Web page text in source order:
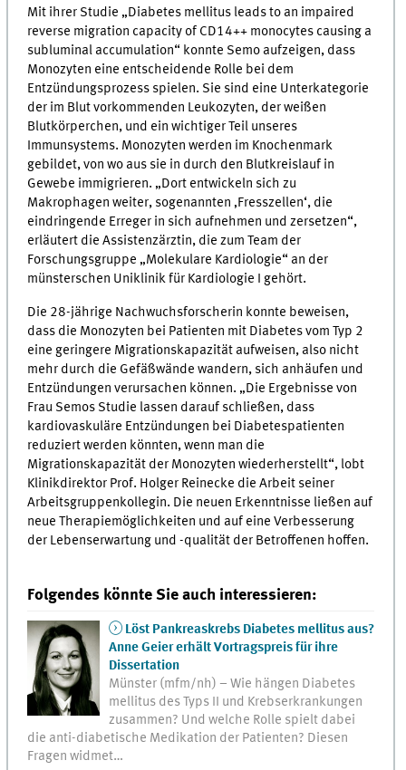
Mit ihrer Studie „Diabetes mellitus leads to an impaired
reverse migration capacity of CD14++ monocytes causing a
subluminal accumulation“ konnte Semo aufzeigen, dass
Monozyten eine entscheidende Rolle bei dem
Entzündungsprozess spielen. Sie sind eine Unterkategorie
der im Blut vorkommenden Leukozyten, der weißen
Blutkörperchen, und ein wichtiger Teil unseres
Immunsystems. Monozyten werden im Knochenmark
gebildet, von wo aus sie in durch den Blutkreislauf in
Gewebe immigrieren. „Dort entwickeln sich zu
Makrophagen weiter, sogenannten ‚Fresszellen‘, die
eindringende Erreger in sich aufnehmen und zersetzen“,
erläutert die Assistenzärztin, die zum Team der
Forschungsgruppe „Molekulare Kardiologie“ an der
münsterschen Uniklinik für Kardiologie I gehört.
Die 28-jährige Nachwuchsforscherin konnte beweisen,
dass die Monozyten bei Patienten mit Diabetes vom Typ 2
eine geringere Migrationskapazität aufweisen, also nicht
mehr durch die Gefäßwände wandern, sich anhäufen und
Entzündungen verursachen können. „Die Ergebnisse von
Frau Semos Studie lassen darauf schließen, dass
kardiovaskuläre Entzündungen bei Diabetespatienten
reduziert werden könnten, wenn man die
Migrationskapazität der Monozyten wiederherstellt“, lobt
Klinikdirektor Prof. Holger Reinecke die Arbeit seiner
Arbeitsgruppenkollegin. Die neuen Erkenntnisse ließen auf
neue Therapiemöglichkeiten und auf eine Verbesserung
der Lebenserwartung und -qualität der Betroffenen hoffen.
Folgendes könnte Sie auch interessieren:
Löst Pankreaskrebs Diabetes mellitus aus?
Anne Geier erhält Vortragspreis für ihre
Dissertation
Münster (mfm/nh) – Wie hängen Diabetes
mellitus des Typs II und Krebserkrankungen
zusammen? Und welche Rolle spielt dabei
die anti-diabetische Medikation der Patienten? Diesen
Fragen widmet…